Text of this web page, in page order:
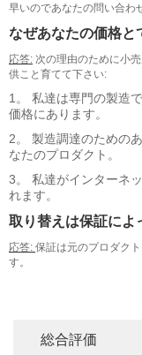
早いのであなたの問い合わ
なぜあなたの価格と
応答: 次の理由のために小
供こと育てて下さい:
1。
私達は専門の製造
価格にあります。
2。
製造調達のための
なたのプロダクト。
3。
私達がインターネ
れます。
取り替えは保証によ
応答: 保証は元のプロダク
す。
総合評価